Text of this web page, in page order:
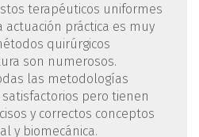
terapéuticos uniformes
práctica es muy
quirúrgicos
son numerosos.
las metodologías
pero tienen
y correctos conceptos
y biomecánica.